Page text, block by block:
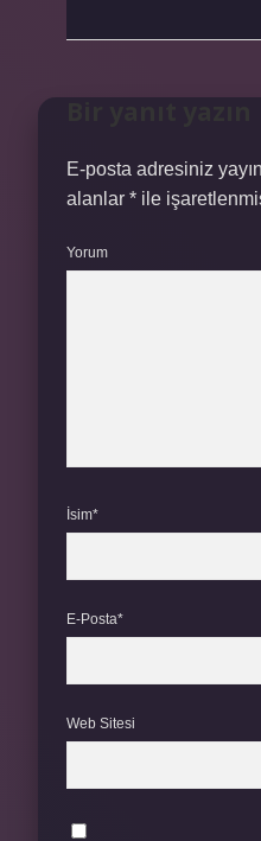
E-posta adresiniz
alanlar * ile
Yorum
İsim*
E-Posta*
Web Sitesi